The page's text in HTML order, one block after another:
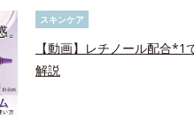
スキンケア
【動画】レチノール配合
解説